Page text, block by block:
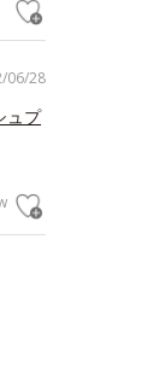
06/28
ュプ